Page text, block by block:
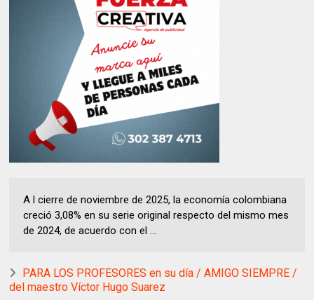
A l cierre de noviembre de 2025, la economía colombiana
creció 3,08% en su serie original respecto del mismo mes
de 2024, de acuerdo con el ...
PARA LOS PROFESORES en su día / AMIGO SIEMPRE /
del maestro Víctor Hugo Suarez